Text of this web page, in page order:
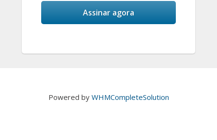
Assinar agora
Powered by WHMCompleteSolution